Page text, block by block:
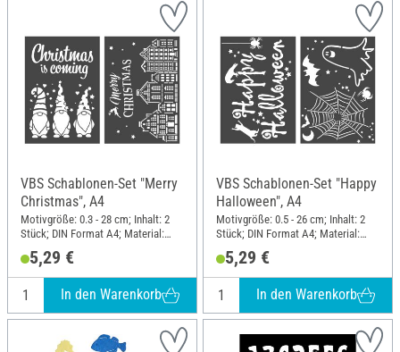
VBS Schablonen-Set "Merry
Christmas", A4
Motivgröße: 0.3 - 28 cm; Inhalt: 2
Stück; DIN Format A4; Material:
5,29 €
In den Warenkorb
VBS Schablonen-Set "Happy
Halloween", A4
Motivgröße: 0.5 - 26 cm; Inhalt: 2
Stück; DIN Format A4; Material:
5,29 €
In den Warenkorb